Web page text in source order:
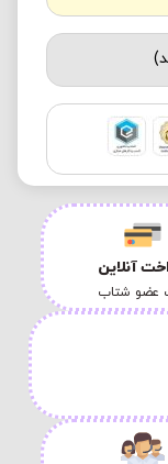
آنلاین
عضو شتاب